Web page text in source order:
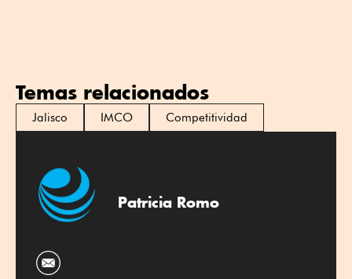
Temas relacionados
Jalisco IMCO Competitividad
Patricia Romo